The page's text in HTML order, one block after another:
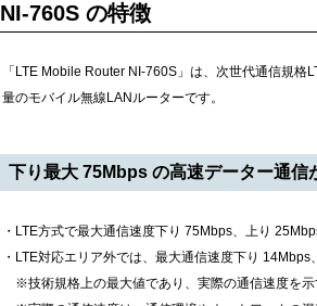
NI-760S の特徴
「LTE Mobile Router NI-760S」は、次世代通信規
量のモバイル無線LANルーターです。
下り最大 75Mbps の高速データー通信
・LTE方式で最大通信速度下り 75Mbps、上り
・LTE対応エリア外では、最大通信速度下り
※技術規格上の最大値であり、実際の通信速度を示